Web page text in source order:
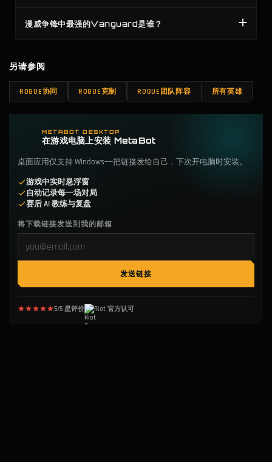
漫威争锋中最强的Vanguard是谁？
另请参阅
ROGUE协同 ROGUE克制 ROGUE团队阵容 所有英雄
METABOT DESKTOP
在游戏电脑上安装 MetaBot
桌面应用仅支持 Windows——把链接发给自己，下次开电脑时安装。
游戏中实时悬浮窗
自动记录每一场对局
赛后 AI 教练与复盘
将下载链接发送到我的邮箱
发送链接
5/5 星评价 Riot 官方认可